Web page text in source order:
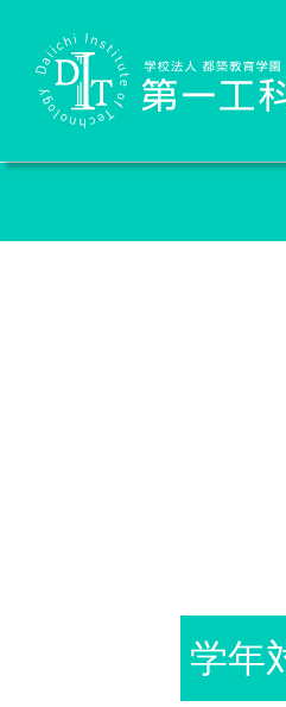
Daiichi Institute of
学年